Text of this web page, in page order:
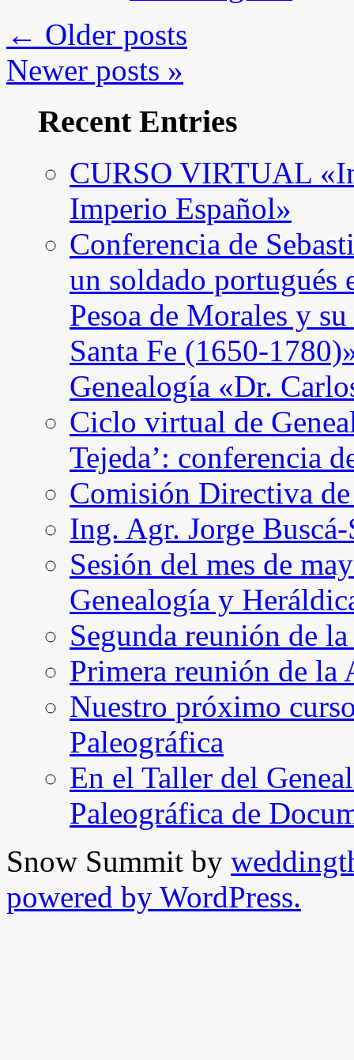
← Older posts
Newer posts »
Recent Entries
CURSO VIRTUAL
Imperio Español»
Conferencia de
un soldado portugués
Pesoa de Morales y
Santa Fe (1650-
Genealogía «Dr.
Ciclo virtual de
Tejeda’: conferencia
Comisión Directiva
Ing. Agr. Jorge
Sesión del mes de
Genealogía y
Segunda reunión de
Primera reunión de la
Nuestro próximo
Paleográfica
En el Taller del
Paleográfica de
Snow Summit by
powered by WordPress.